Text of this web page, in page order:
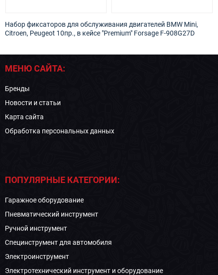
Набор фиксаторов для обслуживания двигателей BMW Mini,
Citroen, Peugeot 10пр., в кейсе "Premium" Forsage F-908G27D
МЕНЮ САЙТА:
Бренды
Новости и статьи
Карта сайта
Обработка персональных данных
ПОПУЛЯРНЫЕ КАТЕГОРИИ:
Гаражное оборудование
Пневматический инструмент
Ручной инструмент
Специнструмент для автомобиля
Электроинструмент
Электротехнический инструмент и оборудование